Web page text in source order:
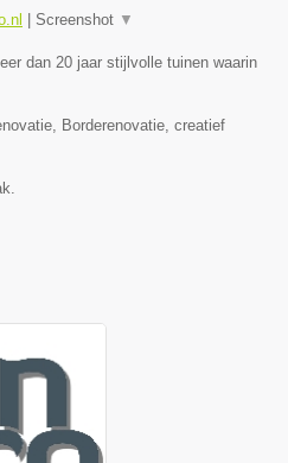
Screenshot ▼
dan 20 jaar stijlvolle tuinen waarin
Borderenovatie, creatief